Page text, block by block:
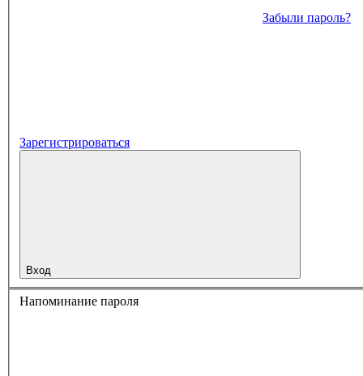
Забыли пароль?
Зарегистрироваться
Вход
Напоминание пароля